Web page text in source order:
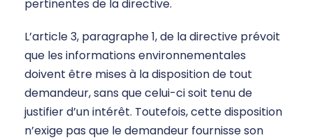
pertinentes de la directive.
L’article 3, paragraphe 1, de la directive prévoit
que les informations environnementales
doivent être mises à la disposition de tout
demandeur, sans que celui-ci soit tenu de
justifier d’un intérêt. Toutefois, cette disposition
n’exige pas que le demandeur fournisse son